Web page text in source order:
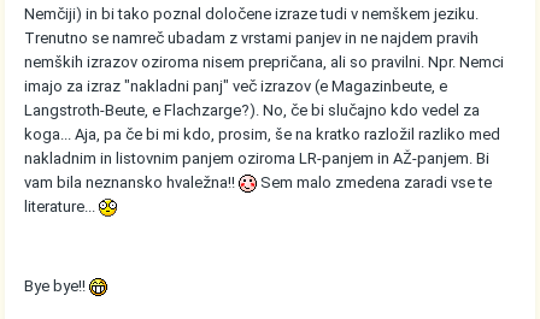
Nemčiji) in bi tako poznal določene izraze tudi v nemškem jeziku.
Trenutno se namreč ubadam z vrstami panjev in ne najdem pravih
nemških izrazov oziroma nisem prepričana, ali so pravilni. Npr. Nemci
imajo za izraz "nakladni panj" več izrazov (e Magazinbeute, e
Langstroth-Beute, e Flachzarge?). No, če bi slučajno kdo vedel za
koga... Aja, pa če bi mi kdo, prosim, še na kratko razložil razliko med
nakladnim in listovnim panjem oziroma LR-panjem in AŽ-panjem. Bi
vam bila neznansko hvaležna!!
Sem malo zmedena zaradi vse te
literature...
Bye bye!!